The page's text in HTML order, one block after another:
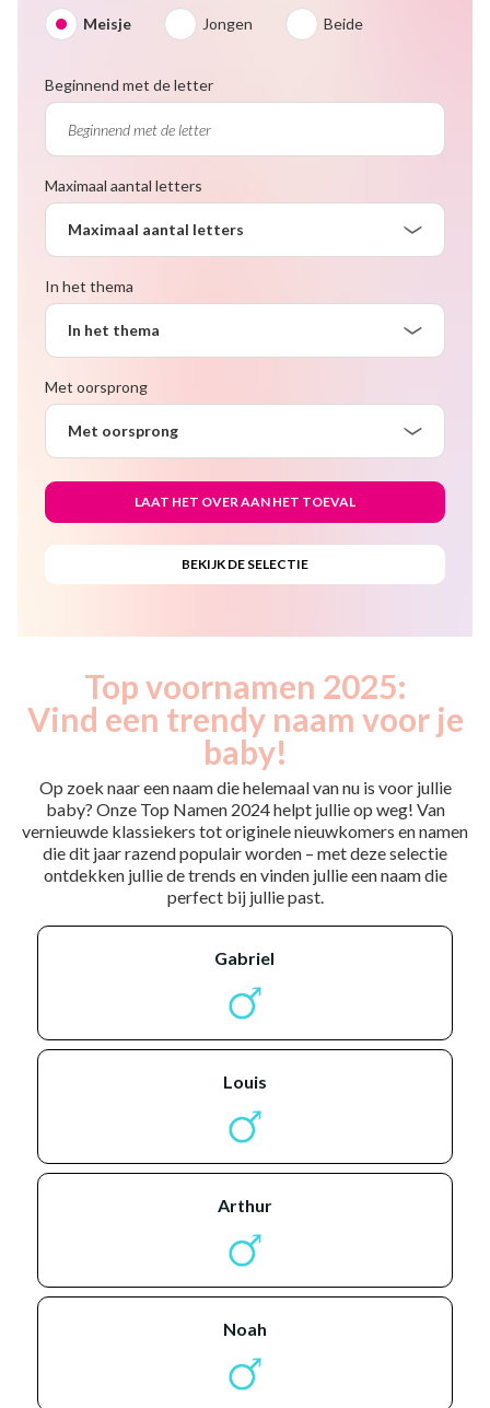
Meisje Jongen Beide
Beginnend met de letter
Maximaal aantal letters
Maximaal aantal letters
In het thema
In het thema
Met oorsprong
Met oorsprong
Top voornamen 2025:
Vind een trendy naam voor je
baby!
Op zoek naar een naam die helemaal van nu is voor jullie
baby? Onze Top Namen 2024 helpt jullie op weg! Van
vernieuwde klassiekers tot originele nieuwkomers en namen
die dit jaar razend populair worden – met deze selectie
ontdekken jullie de trends en vinden jullie een naam die
perfect bij jullie past.
gabriel
louis
arthur
noah